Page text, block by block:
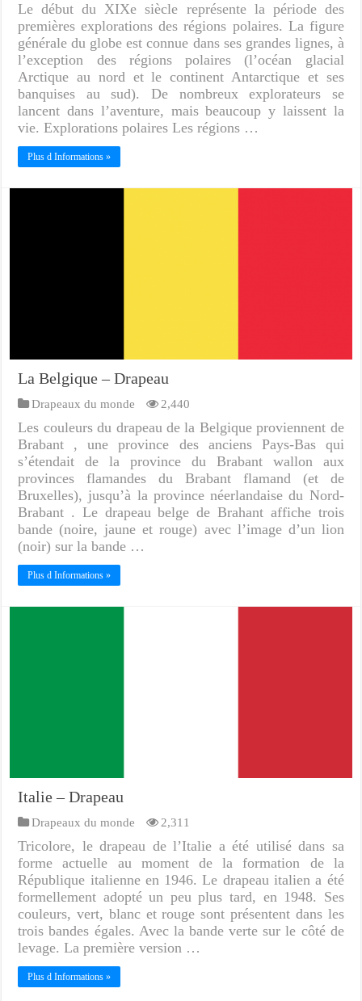
Le début du XIXe siècle représente la période des
premières explorations des régions polaires. La figure
générale du globe est connue dans ses grandes lignes, à
l’exception des régions polaires (l’océan glacial
Arctique au nord et le continent Antarctique et ses
banquises au sud). De nombreux explorateurs se
lancent dans l’aventure, mais beaucoup y laissent la
vie. Explorations polaires Les régions …
Plus d Informations »
La Belgique – Drapeau
Drapeaux du monde 2,440
Les couleurs du drapeau de la Belgique proviennent de
Brabant , une province des anciens Pays-Bas qui
s’étendait de la province du Brabant wallon aux
provinces flamandes du Brabant flamand (et de
Bruxelles), jusqu’à la province néerlandaise du Nord-
Brabant . Le drapeau belge de Brahant affiche trois
bande (noire, jaune et rouge) avec l’image d’un lion
(noir) sur la bande …
Plus d Informations »
Italie – Drapeau
Drapeaux du monde 2,311
Tricolore, le drapeau de l’Italie a été utilisé dans sa
forme actuelle au moment de la formation de la
République italienne en 1946. Le drapeau italien a été
formellement adopté un peu plus tard, en 1948. Ses
couleurs, vert, blanc et rouge sont présentent dans les
trois bandes égales. Avec la bande verte sur le côté de
levage. La première version …
Plus d Informations »